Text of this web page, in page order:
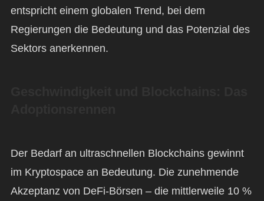
entspricht einem globalen Trend, bei dem
Regierungen die Bedeutung und das Potenzial des
Sektors anerkennen.
Der Bedarf an ultraschnellen Blockchains gewinnt
im Kryptospace an Bedeutung. Die zunehmende
Akzeptanz von DeFi-Börsen – die mittlerweile 10 %